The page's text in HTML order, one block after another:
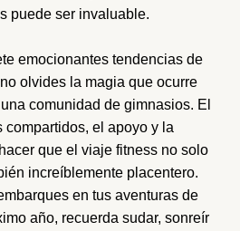
puede ser invaluable.
emocionantes tendencias de
olvides la magia que ocurre
comunidad de gimnasios. El
compartidos, el apoyo y la
que el viaje fitness no solo
increíblemente placentero.
en tus aventuras de
año, recuerda sudar, sonreír